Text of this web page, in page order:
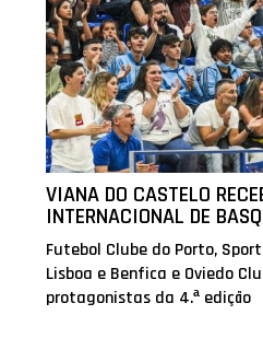
VIANA DO CASTELO
INTERNACIONAL DE
Futebol Clube do Porto,
Lisboa e Benfica e Oviedo
protagonistas da 4.ª edição